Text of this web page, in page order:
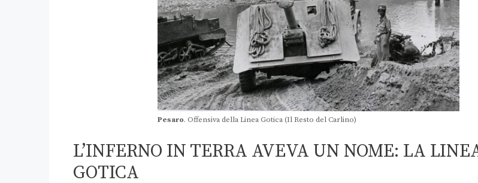
Pesaro. Offensiva della Linea Gotica (Il Resto del Carlino)
L’INFERNO IN TERRA AVEVA UN NOME: LA
GOTICA